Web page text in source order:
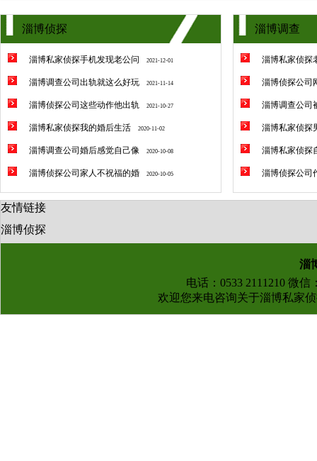
淄博侦探
淄博私家侦探手机发现老公问 2021-12-01
淄博调查公司出轨就这么好玩 2021-11-14
淄博侦探公司这些动作他出轨 2021-10-27
淄博私家侦探我的婚后生活 2020-11-02
淄博调查公司婚后感觉自己像 2020-10-08
淄博侦探公司家人不祝福的婚 2020-10-05
淄博调查
淄博私家侦探
淄博侦探公司
淄博调查公司
淄博私家侦探
淄博私家侦探
淄博侦探公司
友情链接
淄博侦探
淄
电话：0533 2111210 微
欢迎您来电咨询关于淄博私家